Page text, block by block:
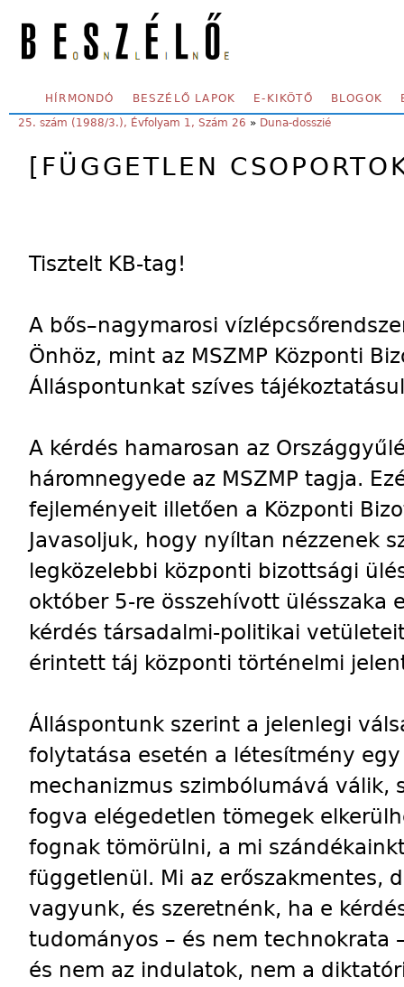
SECONDARY MENU
HÍRMONDÓ BESZÉLŐ LAPOK E-KIKÖTŐ BLOGOK
YOU ARE HERE:
25. szám (1988/3.), Évfolyam 1, Szám 26 » Duna-dosszié
[FÜGGETLEN
Tisztelt KB-tag!
A bős–nagymarosi
Önhöz, mint az MSZMP Központi
Álláspontunkat szíves
A kérdés hamarosan az
háromnegyede az MSZMP tagja.
fejleményeit illetően a Központi
Javasoljuk, hogy nyíltan nézzenek
legközelebbi központi bizottsági
október 5-re összehívott ülésszaka
kérdés társadalmi-politikai
érintett táj központi történelmi
Álláspontunk szerint a jelenlegi
folytatása esetén a létesítmény
mechanizmus szimbólumává válik,
fogva elégedetlen tömegek
fognak tömörülni, a mi
függetlenül. Mi az erőszakmentes,
vagyunk, és szeretnénk, ha e
tudományos – és nem technokrata
és nem az indulatok, nem a